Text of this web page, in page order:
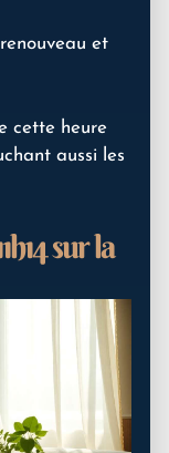
et
cette heure
aussi les
sur la